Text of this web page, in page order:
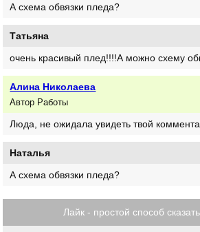
А схема обвязки пледа?
Татьяна
очень красивый плед!!!!А можно схему
Алина Николаева
Автор Работы
Люда, не ожидала увидеть твой
Наталья
А схема обвязки пледа?
Лайк - простой способ